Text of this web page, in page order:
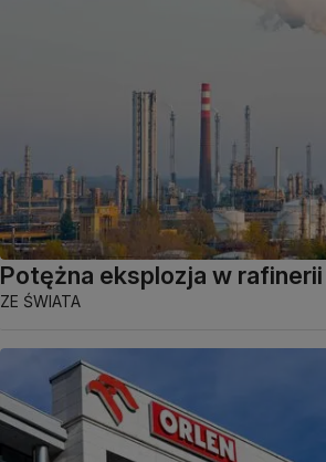
Potężna eksplozja w rafinerii
ZE ŚWIATA